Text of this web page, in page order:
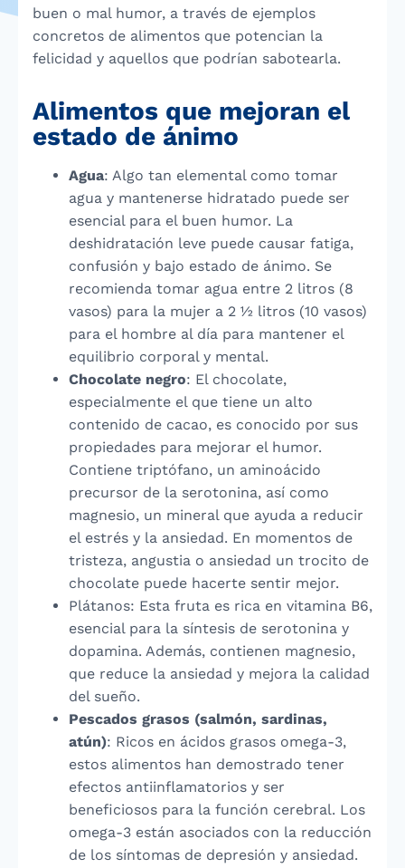
buen o mal humor, a través de ejemplos
concretos de alimentos que potencian la
felicidad y aquellos que podrían sabotearla.
Alimentos que mejoran el
estado de ánimo
Agua: Algo tan elemental como tomar
agua y mantenerse hidratado puede ser
esencial para el buen humor. La
deshidratación leve puede causar fatiga,
confusión y bajo estado de ánimo. Se
recomienda tomar agua entre 2 litros (8
vasos) para la mujer a 2 ½ litros (10 vasos)
para el hombre al día para mantener el
equilibrio corporal y mental.
Chocolate negro: El chocolate,
especialmente el que tiene un alto
contenido de cacao, es conocido por sus
propiedades para mejorar el humor.
Contiene triptófano, un aminoácido
precursor de la serotonina, así como
magnesio, un mineral que ayuda a reducir
el estrés y la ansiedad. En momentos de
tristeza, angustia o ansiedad un trocito de
chocolate puede hacerte sentir mejor.
Plátanos: Esta fruta es rica en vitamina B6,
esencial para la síntesis de serotonina y
dopamina. Además, contienen magnesio,
que reduce la ansiedad y mejora la calidad
del sueño.
Pescados grasos (salmón, sardinas,
atún): Ricos en ácidos grasos omega-3,
estos alimentos han demostrado tener
efectos antiinflamatorios y ser
beneficiosos para la función cerebral. Los
omega-3 están asociados con la reducción
de los síntomas de depresión y ansiedad.